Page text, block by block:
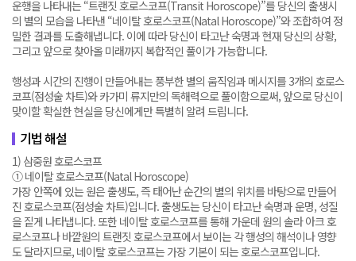
운행을 나타내는 “트랜짓 호로스코프(Transit Horoscope)”를 당신의 출생시
의 별의 모습을 나타낸 “네이탈 호로스코프(Natal Horoscope)”와 조합하여 정
밀한 결과를 도출해냅니다. 이에 따라 당신이 타고난 숙명과 현재 당신의 상황,
그리고 앞으로 찾아올 미래까지 복합적인 풀이가 가능합니다.
행성과 시간의 진행이 만들어내는 풍부한 별의 움직임과 메시지를 3개의 호로스
코프(점성술 차트)와 카가미 류지만의 독해력으로 풀이함으로써, 앞으로 당신이
맞이할 확실한 현실을 당신에게만 특별히 알려 드립니다.
기법 해설
1) 삼중원 호로스코프
① 네이탈 호로스코프(Natal Horoscope)
가장 안쪽에 있는 원은 출생도, 즉 태어난 순간의 별의 위치를 바탕으로 만들어
진 호로스코프(점성술 차트)입니다. 출생도는 당신이 타고난 숙명과 운명, 성질
을 짙게 나타냅니다. 또한 네이탈 호로스코프를 통해 가운데 원의 솔라 아크 호
로스코프나 바깥원의 트랜짓 호로스코프에서 보이는 각 행성의 해석이나 영향
도 달라지므로, 네이탈 호로스코프는 가장 기본이 되는 호로스코프입니다.